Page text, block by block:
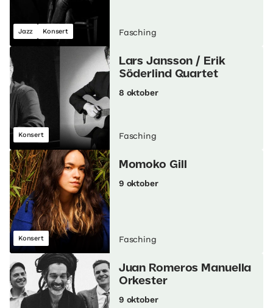
Jazz Konsert Fasching
Konsert
Lars Jansson / Erik
Söderlind Quartet
8 oktober
Fasching
Konsert
Momoko Gill
9 oktober
Fasching
Juan Romeros Manuella
Orkester
9 oktober